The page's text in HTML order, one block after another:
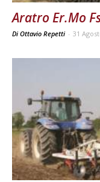
Aratro Er.Mo
Di Ottavio Repetti - 31